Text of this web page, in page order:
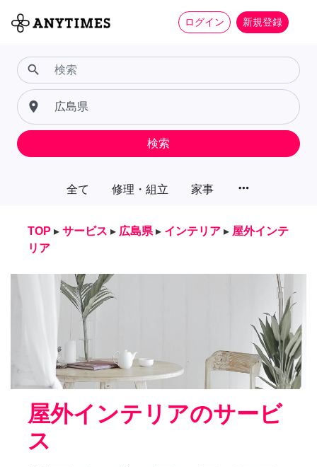
ログイン 新規登録
全て 修理・組立 家事 more_horiz
search
place
検索
TOP ▸ サービス ▸ 広島県 ▸ インテリア ▸ 屋外インテ
リア
屋外インテリアのサービ
ス